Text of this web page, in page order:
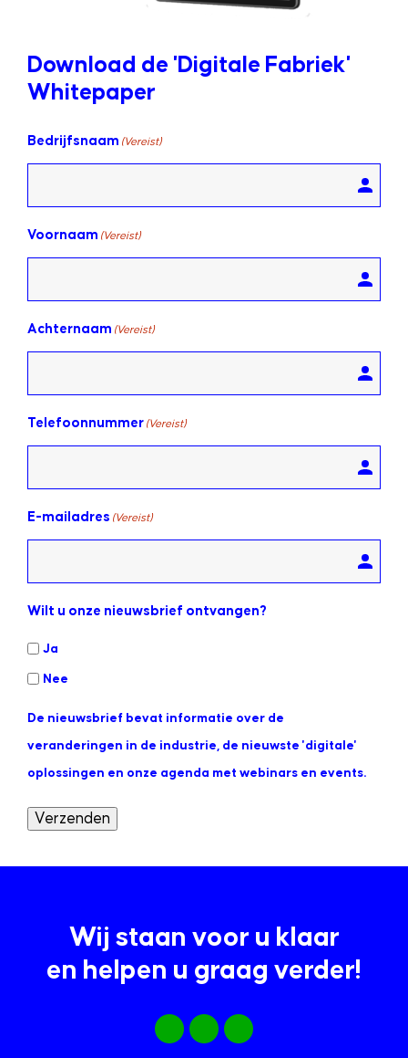
Download de 'Digitale Fabriek'
Whitepaper
Bedrijfsnaam (Vereist)
Voornaam (Vereist)
Achternaam (Vereist)
Telefoonnummer (Vereist)
E-mailadres (Vereist)
Wilt u onze nieuwsbrief ontvangen?
Ja
Nee
De nieuwsbrief bevat informatie over de
veranderingen in de industrie, de nieuwste 'digitale'
oplossingen en onze agenda met webinars en events.
Verzenden
Wij staan voor u klaar
en helpen u graag verder!